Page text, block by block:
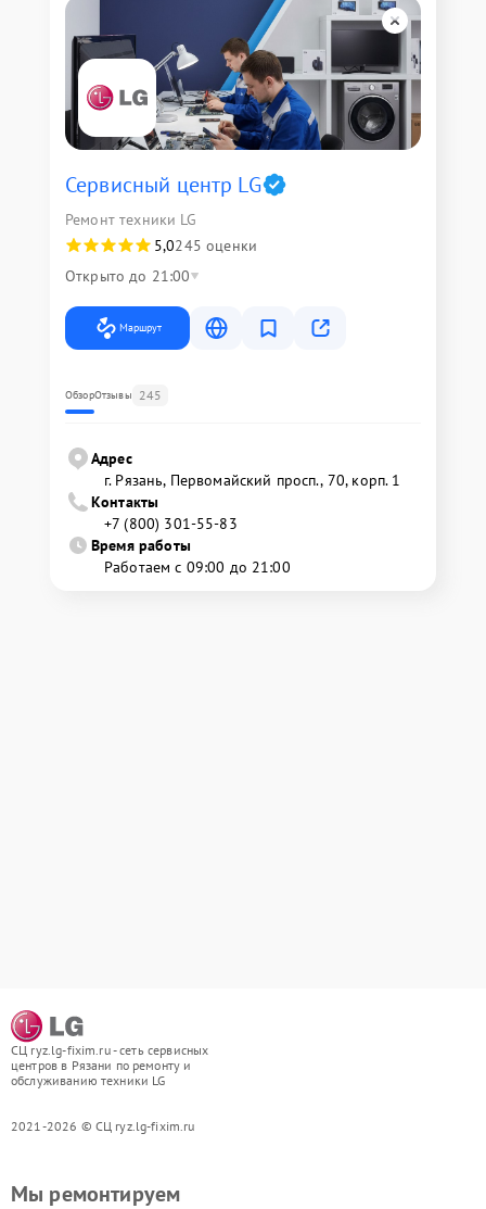
Сервисный центр LG
Ремонт техники LG
5,0245 оценки
Открыто до 21:00
Маршрут
ОбзорОтзывы 245
Адрес
г. Рязань, Первомайский просп., 70, корп. 1
Контакты
+7 (800) 301-55-83
Время работы
Работаем с 09:00 до 21:00
СЦ ryz.lg-fixim.ru - сеть сервисных
центров в Рязани по ремонту и
обслуживанию техники LG
2021-2026 © СЦ ryz.lg-fixim.ru
Мы ремонтируем